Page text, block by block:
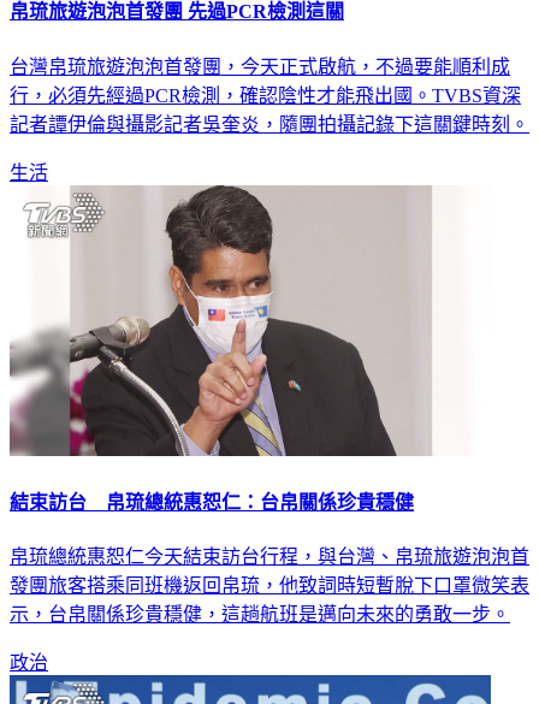
帛琉旅遊泡泡首發團 先過PCR檢測這關
台灣帛琉旅遊泡泡首發團，今天正式啟航，不過要能順利成
行，必須先經過PCR檢測，確認陰性才能飛出國。TVBS資深
記者譚伊倫與攝影記者吳奎炎，隨團拍攝記錄下這關鍵時刻。
生活
結束訪台 帛琉總統惠恕仁：台帛關係珍貴穩健
帛琉總統惠恕仁今天結束訪台行程，與台灣、帛琉旅遊泡泡首
發團旅客搭乘同班機返回帛琉，他致詞時短暫脫下口罩微笑表
示，台帛關係珍貴穩健，這趟航班是邁向未來的勇敢一步。
政治